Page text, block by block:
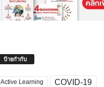
ป้ายกำกับ
Active Learning
COVID-19